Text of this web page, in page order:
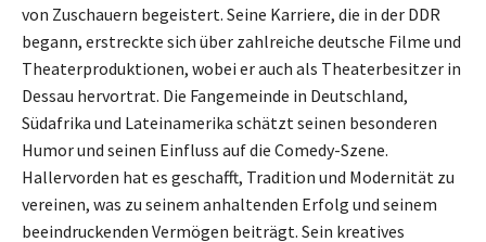
von Zuschauern begeistert. Seine Karriere, die in der DDR
begann, erstreckte sich über zahlreiche deutsche Filme und
Theaterproduktionen, wobei er auch als Theaterbesitzer in
Dessau hervortrat. Die Fangemeinde in Deutschland,
Südafrika und Lateinamerika schätzt seinen besonderen
Humor und seinen Einfluss auf die Comedy-Szene.
Hallervorden hat es geschafft, Tradition und Modernität zu
vereinen, was zu seinem anhaltenden Erfolg und seinem
beeindruckenden Vermögen beiträgt. Sein kreatives